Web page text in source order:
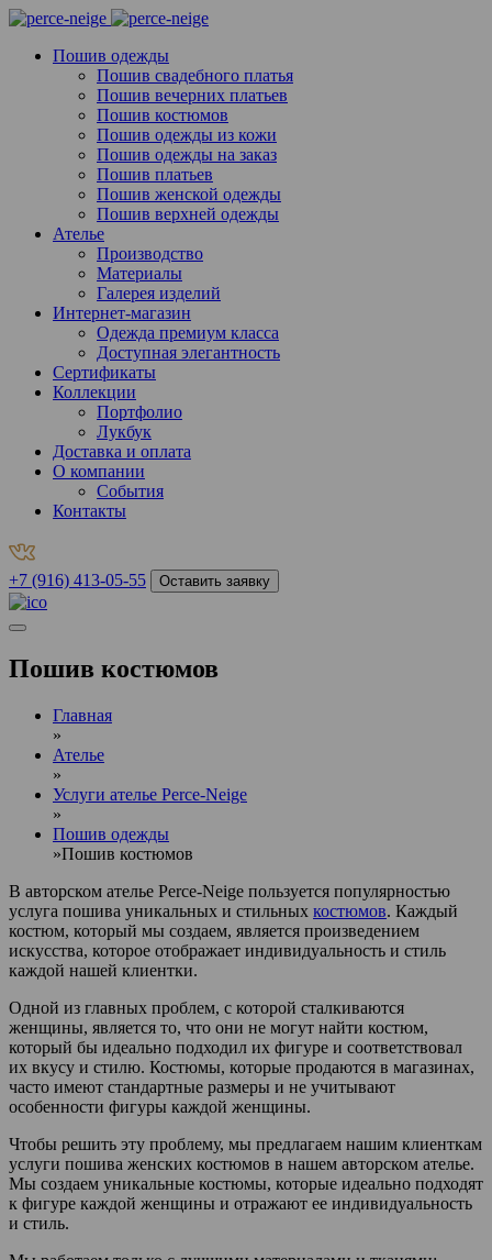
Пошив одежды
Пошив свадебного платья
Пошив вечерних платьев
Пошив костюмов
Пошив одежды из кожи
Пошив одежды на заказ
Пошив платьев
Пошив женской одежды
Пошив верхней одежды
Ателье
Производство
Материалы
Галерея изделий
Интернет-магазин
Одежда премиум класса
Доступная элегантность
Сертификаты
Коллекции
Портфолио
Лукбук
Доставка и оплата
О компании
События
Контакты
+7 (916) 413-05-55 Оставить заявку
Пошив костюмов
Главная
»
Ателье
»
Услуги ателье Perce-Neige
»
Пошив одежды
»Пошив костюмов
В авторском ателье Perce-Neige пользуется популярностью
услуга пошива уникальных и стильных костюмов. Каждый
костюм, который мы создаем, является произведением
искусства, которое отображает индивидуальность и стиль
каждой нашей клиентки.
Одной из главных проблем, с которой сталкиваются
женщины, является то, что они не могут найти костюм,
который бы идеально подходил их фигуре и соответствовал
их вкусу и стилю. Костюмы, которые продаются в магазинах,
часто имеют стандартные размеры и не учитывают
особенности фигуры каждой женщины.
Чтобы решить эту проблему, мы предлагаем нашим клиенткам
услуги пошива женских костюмов в нашем авторском ателье.
Мы создаем уникальные костюмы, которые идеально подходят
к фигуре каждой женщины и отражают ее индивидуальность
и стиль.